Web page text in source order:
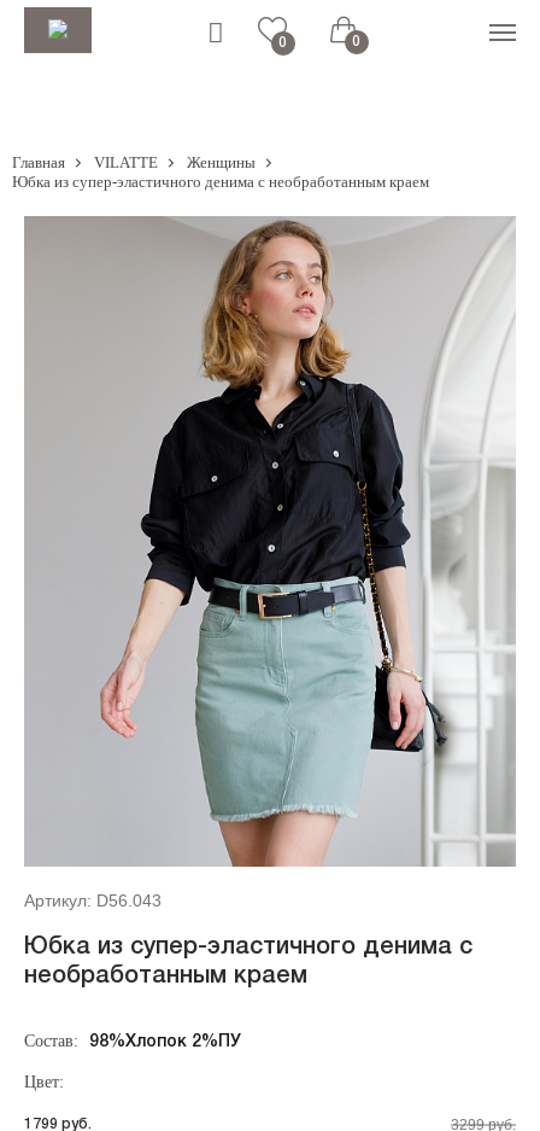
0 0
Главная VILATTE
Женщины
Юбка из супер-эластичного денима с необработанным краем
Артикул: D56.043
Юбка из супер-эластичного денима с
необработанным краем
Состав: 98%Хлопок 2%ПУ
Цвет:
1799 руб. 3299 руб.